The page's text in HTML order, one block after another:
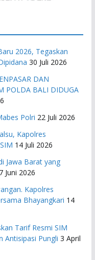
2026, Tegaskan
30 Juli 2026
DAN
POLDA BALI DIDUGA
Polri 22 Juli 2026
Kapolres
14 Juli 2026
Jawa Barat yang
Juni 2026
Kapolres
Bhayangkari 14
Tarif Resmi SIM
Antisipasi Pungli 3 April